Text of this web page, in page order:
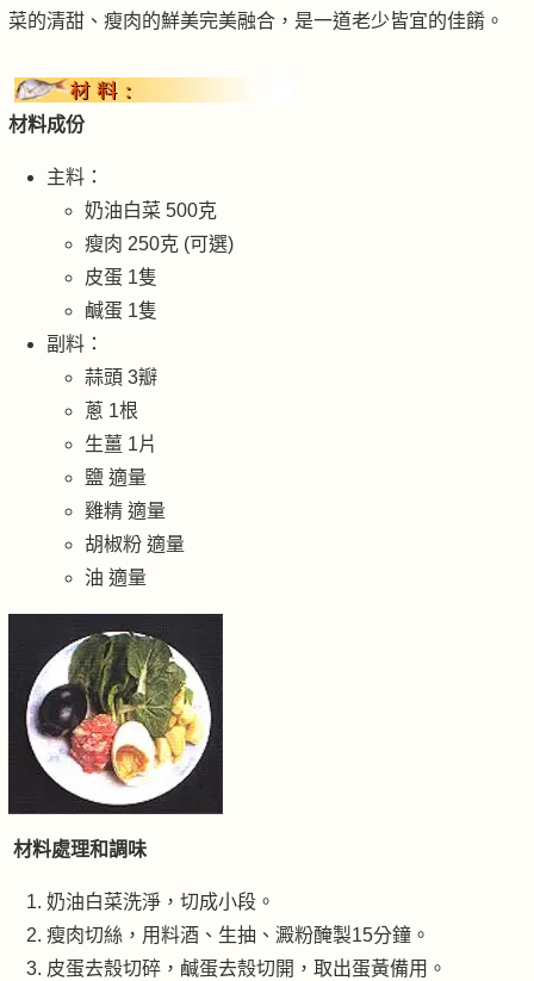
菜的清甜、瘦肉的鮮美完美融合，是一道老少皆宜的佳餚。
材料成份
主料：
奶油白菜 500克
瘦肉 250克 (可選)
皮蛋 1隻
鹹蛋 1隻
副料：
蒜頭 3瓣
蔥 1根
生薑 1片
鹽 適量
雞精 適量
胡椒粉 適量
油 適量
材料處理和調味
奶油白菜洗淨，切成小段。
瘦肉切絲，用料酒、生抽、澱粉醃製15分鐘。
皮蛋去殼切碎，鹹蛋去殼切開，取出蛋黃備用。